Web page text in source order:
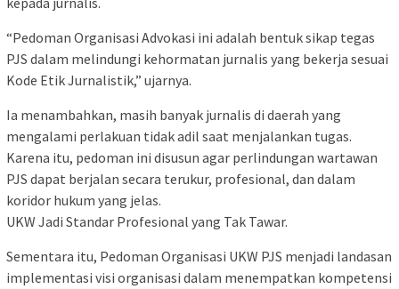
“Pedoman Organisasi Advokasi ini adalah bentuk sikap tegas
PJS dalam melindungi kehormatan jurnalis yang bekerja sesuai
Kode Etik Jurnalistik,” ujarnya.
Ia menambahkan, masih banyak jurnalis di daerah yang
mengalami perlakuan tidak adil saat menjalankan tugas.
Karena itu, pedoman ini disusun agar perlindungan wartawan
PJS dapat berjalan secara terukur, profesional, dan dalam
koridor hukum yang jelas.
UKW Jadi Standar Profesional yang Tak Tawar.
Sementara itu, Pedoman Organisasi UKW PJS menjadi landasan
implementasi visi organisasi dalam menempatkan kompetensi